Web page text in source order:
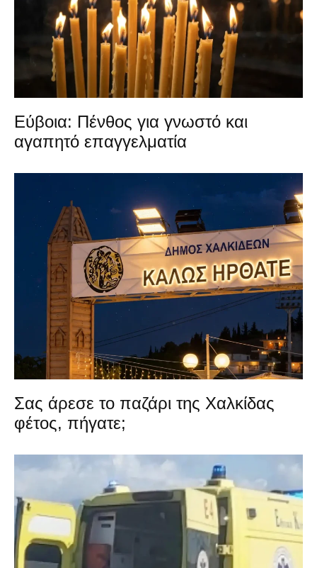
Εύβοια: Πένθος για γνωστό και
αγαπητό επαγγελματία
Σας άρεσε το παζάρι της Χαλκίδας
φέτος, πήγατε;